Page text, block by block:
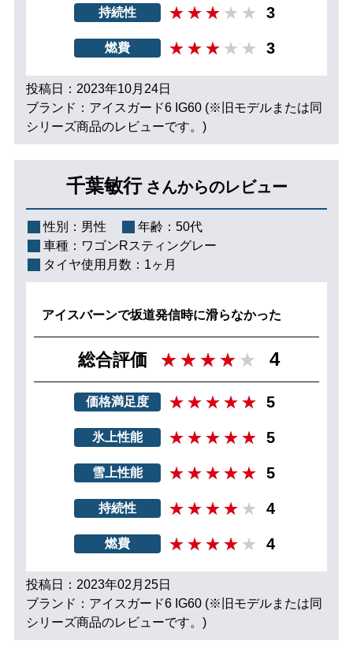
持続性 3
燃費 3
投稿日：2023年10月24日
ブランド：アイスガード6 IG60 (※旧モデルまたは同
シリーズ商品のレビューです。)
千葉敏行 さんからのレビュー
性別： 男性 年齢： 50代
車種： ワゴンRスティングレー
タイヤ使用月数： 1ヶ月
アイスバーンで坂道発信時に滑らなかった
総合評価 4
価格満足度 5
氷上性能 5
雪上性能 5
持続性 4
燃費 4
投稿日：2023年02月25日
ブランド：アイスガード6 IG60 (※旧モデルまたは同
シリーズ商品のレビューです。)